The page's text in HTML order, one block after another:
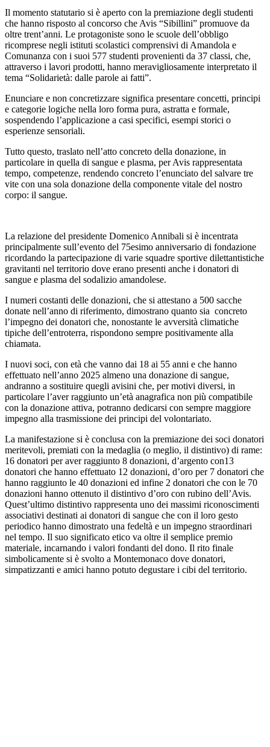
Il momento statutario si è aperto con la premiazione degli studenti
che hanno risposto al concorso che Avis “Sibillini” promuove da
oltre trent’anni. Le protagoniste sono le scuole dell’obbligo
ricomprese negli istituti scolastici comprensivi di Amandola e
Comunanza con i suoi 577 studenti provenienti da 37 classi, che,
attraverso i lavori prodotti, hanno meravigliosamente interpretato il
tema “Solidarietà: dalle parole ai fatti”.
Enunciare e non concretizzare significa presentare concetti, principi
e categorie logiche nella loro forma pura, astratta e formale,
sospendendo l’applicazione a casi specifici, esempi storici o
esperienze sensoriali.
Tutto questo, traslato nell’atto concreto della donazione, in
particolare in quella di sangue e plasma, per Avis rappresentata
tempo, competenze, rendendo concreto l’enunciato del salvare tre
vite con una sola donazione della componente vitale del nostro
corpo: il sangue.
La relazione del presidente Domenico Annibali si è incentrata
principalmente sull’evento del 75esimo anniversario di fondazione
ricordando la partecipazione di varie squadre sportive dilettantistiche
gravitanti nel territorio dove erano presenti anche i donatori di
sangue e plasma del sodalizio amandolese.
I numeri costanti delle donazioni, che si attestano a 500 sacche
donate nell’anno di riferimento, dimostrano quanto sia concreto
l’impegno dei donatori che, nonostante le avversità climatiche
tipiche dell’entroterra, rispondono sempre positivamente alla
chiamata.
I nuovi soci, con età che vanno dai 18 ai 55 anni e che hanno
effettuato nell’anno 2025 almeno una donazione di sangue,
andranno a sostituire quegli avisini che, per motivi diversi, in
particolare l’aver raggiunto un’età anagrafica non più compatibile
con la donazione attiva, potranno dedicarsi con sempre maggiore
impegno alla trasmissione dei principi del volontariato.
La manifestazione si è conclusa con la premiazione dei soci donatori
meritevoli, premiati con la medaglia (o meglio, il distintivo) di rame:
16 donatori per aver raggiunto 8 donazioni, d’argento con13
donatori che hanno effettuato 12 donazioni, d’oro per 7 donatori che
hanno raggiunto le 40 donazioni ed infine 2 donatori che con le 70
donazioni hanno ottenuto il distintivo d’oro con rubino dell’Avis.
Quest’ultimo distintivo rappresenta uno dei massimi riconoscimenti
associativi destinati ai donatori di sangue che con il loro gesto
periodico hanno dimostrato una fedeltà e un impegno straordinari
nel tempo. Il suo significato etico va oltre il semplice premio
materiale, incarnando i valori fondanti del dono. Il rito finale
simbolicamente si è svolto a Montemonaco dove donatori,
simpatizzanti e amici hanno potuto degustare i cibi del territorio.